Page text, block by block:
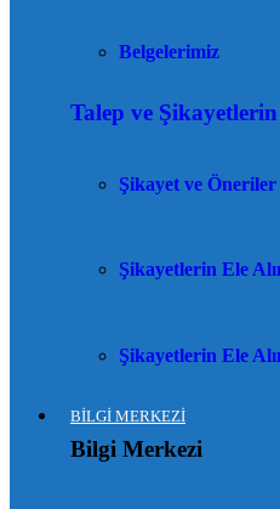
Belgelerimiz
Talep ve
Şikayet ve Öneriler
Şikayetlerin Ele
Şikayetlerin Ele
BİLGİ MERKEZİ
Bilgi Merkezi